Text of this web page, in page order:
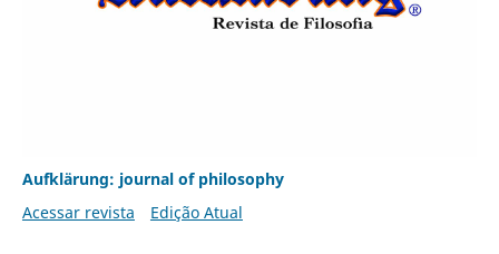
Aufklärung: journal of philosophy
Acessar revista
Edição Atual